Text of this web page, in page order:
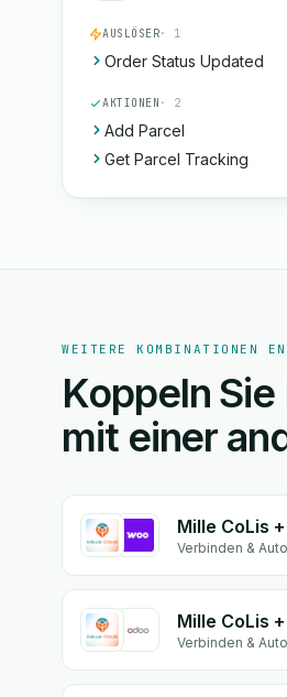
AUSLÖSER· 1
Order Status Updated
AKTIONEN · 2
Add Parcel
Get Parcel Tracking
WEITERE KOMBINATIONEN
Koppeln
mit einer
Mille CoLis
Verbinden &
Mille CoLis
Verbinden &